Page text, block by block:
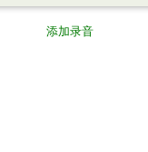
添加录音